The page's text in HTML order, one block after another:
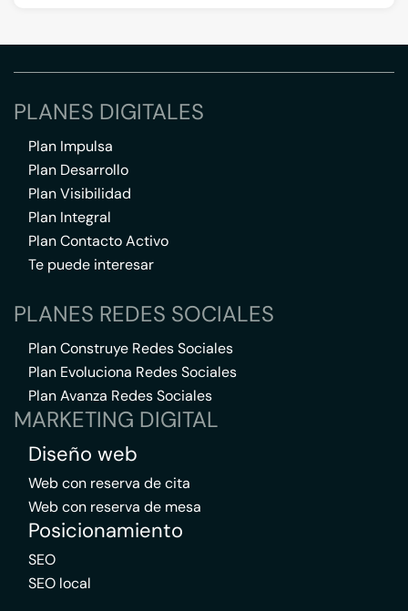
PLANES DIGITALES
Plan Impulsa
Plan Desarrollo
Plan Visibilidad
Plan Integral
Plan Contacto Activo
Te puede interesar
PLANES REDES SOCIALES
Plan Construye Redes Sociales
Plan Evoluciona Redes Sociales
Plan Avanza Redes Sociales
MARKETING DIGITAL
Diseño web
Web con reserva de cita
Web con reserva de mesa
Posicionamiento
SEO
SEO local